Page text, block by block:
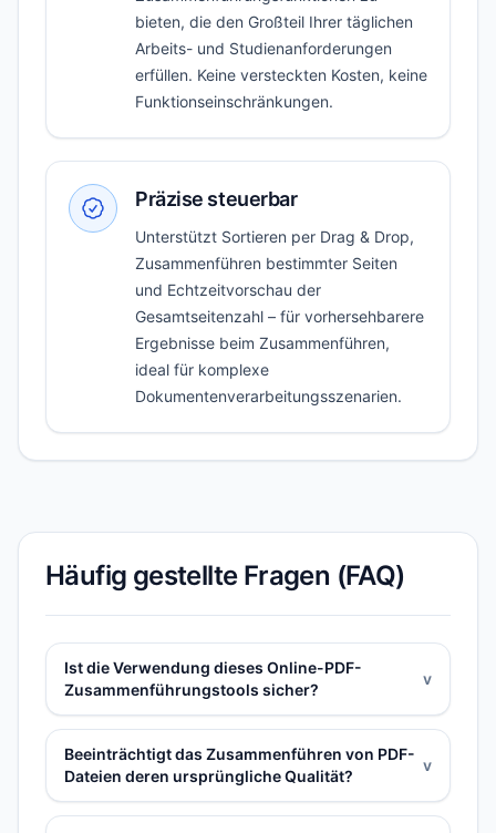
bieten, die den Großteil Ihrer täglichen
Arbeits- und Studienanforderungen
erfüllen. Keine versteckten Kosten, keine
Funktionseinschränkungen.
Präzise steuerbar
Unterstützt Sortieren per Drag & Drop,
Zusammenführen bestimmter Seiten
und Echtzeitvorschau der
Gesamtseitenzahl – für vorhersehbarere
Ergebnisse beim Zusammenführen,
ideal für komplexe
Dokumentenverarbeitungsszenarien.
Häufig gestellte Fragen (FAQ)
Ist die Verwendung dieses Online-PDF-
Zusammenführungstools sicher?
v
Beeinträchtigt das Zusammenführen von PDF-
Dateien deren ursprüngliche Qualität?
v